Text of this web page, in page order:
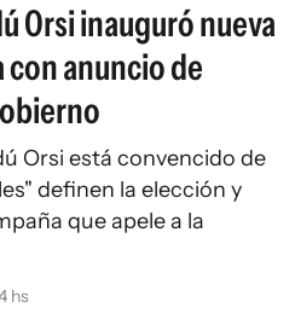
Orsi inauguró nueva
con anuncio de
Orsi está convencido de
definen la elección y
que apele a la
hs